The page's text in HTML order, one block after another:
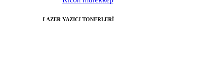
LAZER YAZICI TONERLERİ